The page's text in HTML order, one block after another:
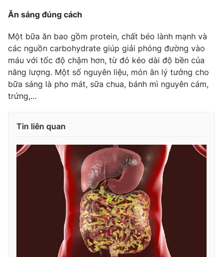
English
THỜI BÁO VTV
Theo dõi báo trên
Cơ quan chủ quản:
Đài Truyền hình Việt Nam
Cơ quan báo chí:Thời báo VTV
Giấy phép hoạt động báo in và báo điện tử số 483/GP-BTTTT
cấp ngày 29/12/2023
Vũ Thanh Thủy
Phó Tổng Biên tập:
Nguyễn Thị Mỹ Hạnh, Phạm Quốc Thắng,
024.38 355 931 - 024.38 355 932
Ăn sáng đúng cách
Một bữa ăn bao gồm protein, chất béo lành mạnh và
các nguồn carbohydrate giúp giải phóng đường vào
máu với tốc độ chậm hơn, từ đó kéo dài độ bền của
năng lượng. Một số nguyên liệu, món ăn lý tưởng cho
bữa sáng là pho mát, sữa chua, bánh mì nguyên cám,
trứng,…
Tin liên quan